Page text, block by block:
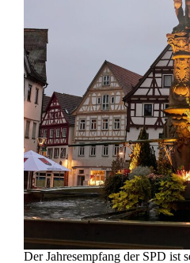
Der Jahresempfang der SPD ist